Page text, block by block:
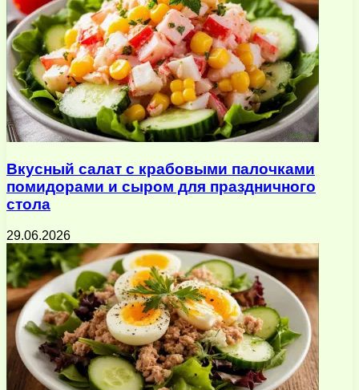
Вкусный салат с крабовыми палочками
помидорами и сыром для праздничного
стола
29.06.2026